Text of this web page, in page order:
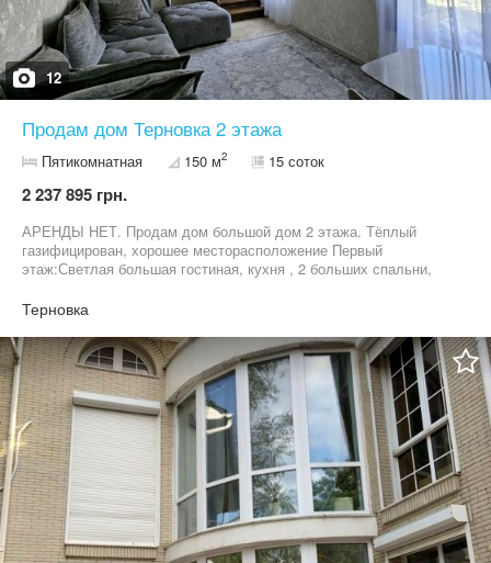
12
Продам дом Терновка 2 этажа
Пятикомнатная 150 м2 15 соток
2 237 895 грн.
АРЕНДЫ НЕТ. Продам дом большой дом 2 этажа. Тёплый
газифицирован, хорошее месторасположение Первый
этаж:Светлая большая гостиная, кухня , 2 больших спальни,
кладовка, комната-кабинет, сан узел, душевая Кондиционер
Евроремонт Тёплые полы, газовый котел, 3 фазы Гараж
Ёмкость для запаса воды тонна Сигнализация,
видеонаблюдение Инвектор с аккумуляторами Аренды нет
Терновка